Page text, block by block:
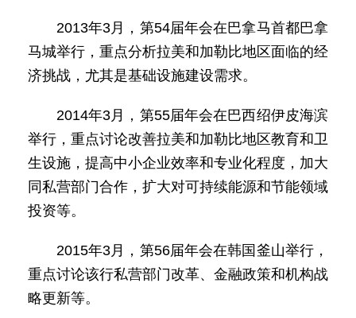
2013年3月，第54届年会在巴拿马首都巴拿
马城举行，重点分析拉美和加勒比地区面临的经
济挑战，尤其是基础设施建设需求。
2014年3月，第55届年会在巴西绍伊皮海滨
举行，重点讨论改善拉美和加勒比地区教育和卫
生设施，提高中小企业效率和专业化程度，加大
同私营部门合作，扩大对可持续能源和节能领域
投资等。
2015年3月，第56届年会在韩国釜山举行，
重点讨论该行私营部门改革、金融政策和机构战
略更新等。